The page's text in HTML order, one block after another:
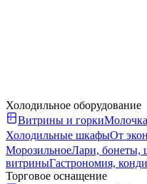
Холодильное оборудование
Витрины и горки
Холодильные шкафыОт
МорозильноеЛари, бонеты,
витриныГастрономия,
Торговое оснащение